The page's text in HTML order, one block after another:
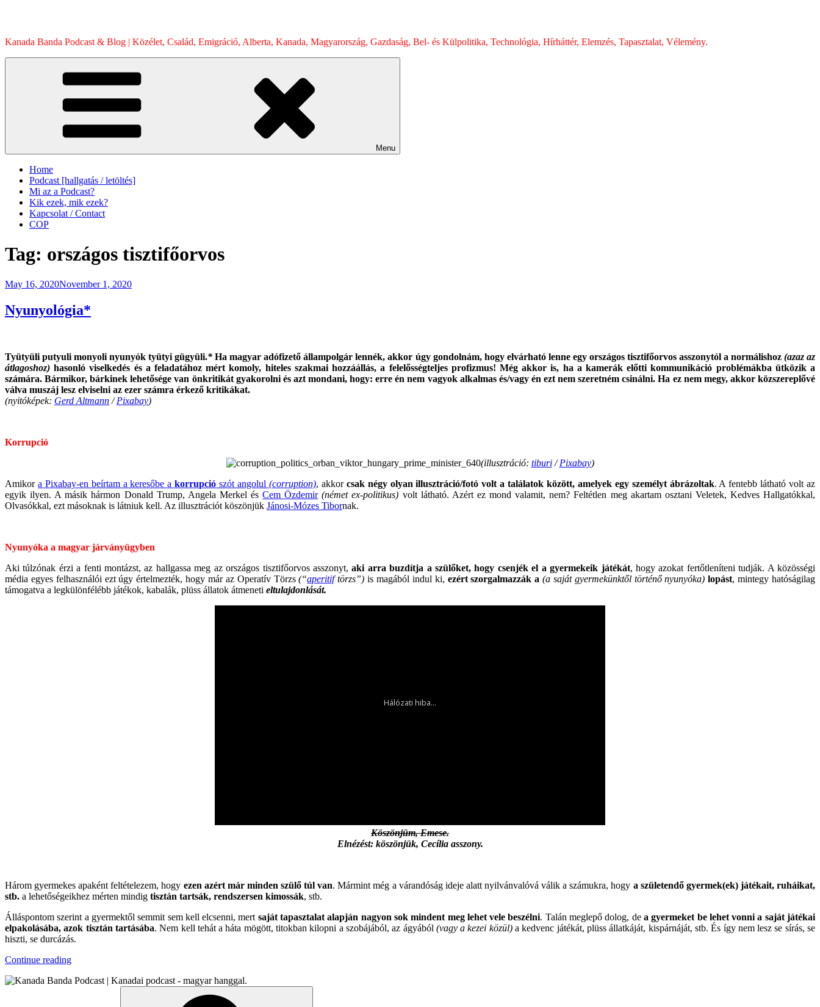
Kanada Banda Podcast & Blog | Közélet, Család, Emigráció, Alberta, Kanada, Magyarország, Gazdaság, Bel- és Külpolitika, Technológia, Hírháttér, Elemzés, Tapasztalat, Vélemény.
Menu
Home
Podcast [hallgatás / letöltés]
Mi az a Podcast?
Kik ezek, mik ezek?
Kapcsolat / Contact
COP
Tag: országos tisztifőorvos
Posted
May 16, 2020November 1, 2020
Nyunyológia*
Tyütyüli putyuli monyoli nyunyók tyütyi gügyüli.* Ha magyar adófizető állampolgár lennék, akkor úgy gondolnám, hogy elvárható lenne egy országos tisztifőorvosasszonytól a normálishoz (azaz az
átlagoshoz) hasonló viselkedés és a feladatához mért komoly, hiteles szakmai hozzáállás, a felelősségteljes profizmus! Még akkor is, ha a kamerák előtti kommunikáció problémákba ütközik a
számára. Bármikor, bárkinek lehetősége van önkritikát gyakorolni és azt mondani, hogy: erre én nem vagyok alkalmas és/vagy én ezt nem szeretném csinálni. Ha ez nem megy, akkor közszereplővé
válva muszáj lesz elviselni az ezer számra érkező kritikákat.
(nyitóképek: Gerd Altmann /Pixabay)
Korrupció
(illusztráció: tiburi/Pixabay)
Amikor a Pixabay-en beírtam a keresőbe akorrupció szót angolul (corruption), akkor csak négy olyan illusztráció/fotó volt a találatok között, amelyek egy személyt ábrázoltak. A fentebb látható volt az
egyik ilyen. A másik hármon Donald Trump, Angela Merkel ésCem Özdemir (német ex-politikus) volt látható. Azért ez mond valamit, nem? Feltétlen meg akartam osztani Veletek, Kedves Hallgatókkal,
Olvasókkal, ezt másoknak is látniuk kell. Az illusztrációt köszönjük Jánosi-Mózes Tibornak.
Nyunyóka a magyar járványügyben
Aki túlzónak érzi a fenti montázst, az hallgassa meg az országos tisztifőorvos asszonyt,aki arra buzdítja a szülőket, hogy csenjék el a gyermekeik játékát, hogy azokat fertőtleníteni tudják. A közösségi
média egyes felhasználói ezt úgy értelmezték, hogy már az Operatív Törzs(“aperitiftörzs”) is magából indul ki, ezért szorgalmazzák a (a saját gyermekünktől történő nyunyóka) lopást, mintegy hatóságilag
támogatva a legkülönfélébb játékok, kabalák, plüss állatok átmeneti eltulajdonlását.
Köszönjüm, Emese.
Elnézést: köszönjük, Cecília asszony.
Három gyermekes apaként feltételezem, hogy ezen azért már minden szülő túl van. Mármint még a várandóság ideje alatt nyilvánvalóvá válik a számukra, hogy a születendő gyermek(ek) játékait, ruháikat,
stb. a lehetőségeikhez mérten mindig tisztán tartsák, rendszersen kimossák, stb.
Álláspontom szerint a gyermektől semmit sem kell elcsenni, mert saját tapasztalat alapján nagyon sok mindent meg lehet vele beszélni. Talán meglepő dolog, de a gyermeket be lehet vonni a saját játékai
elpakolásába, azok tisztán tartásába. Nem kell tehát a háta mögött, titokban kilopni a szobájából, az ágyából (vagy a kezei közül)a kedvenc játékát, plüss állatkáját, kispárnáját, stb. És így nem lesz se sírás, se
hiszti, se durcázás.
Continue reading“Nyunyológia*”